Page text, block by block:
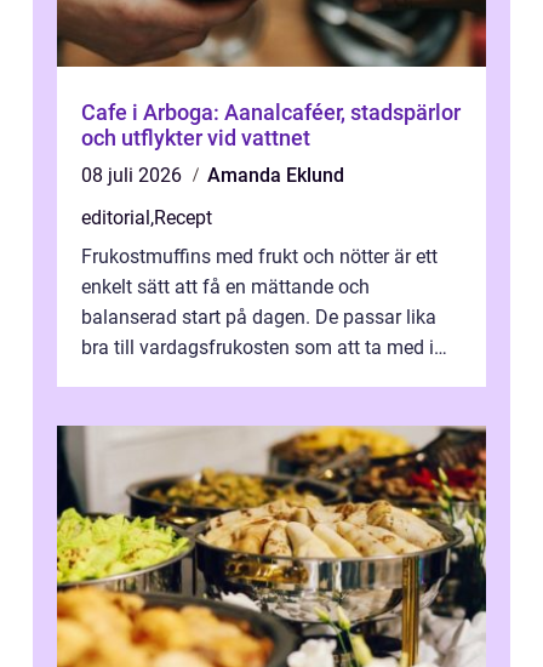
Cafe i Arboga: Aanalcaféer, stadspärlor
och utflykter vid vattnet
08 juli 2026
Amanda Eklund
editorial,Recept
Frukostmuffins med frukt och nötter är ett
enkelt sätt att få en mättande och
balanserad start på dagen. De passar lika
bra till vardagsfrukosten som att ta med i